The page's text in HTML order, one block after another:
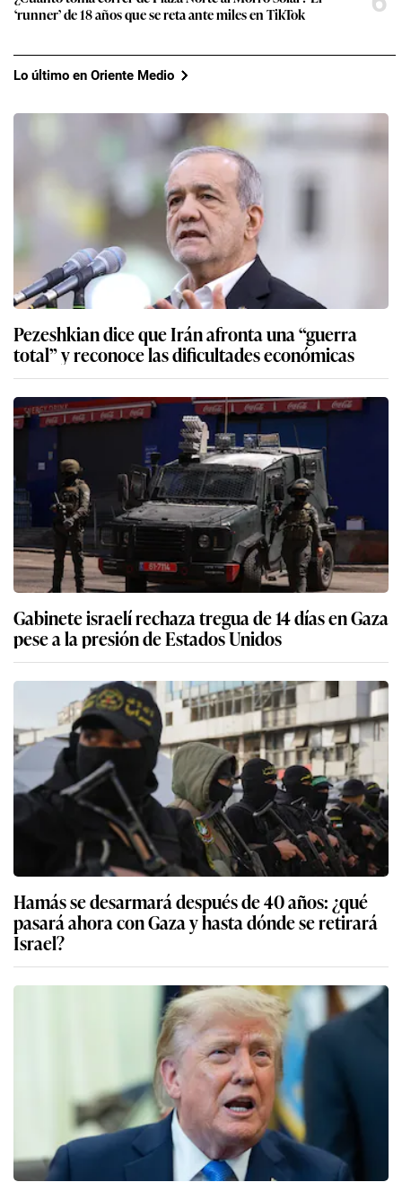
‘runner’ de 18 años que se reta ante miles en TikTok
Lo último en Oriente Medio
Pezeshkian dice que Irán afronta una “guerra
total” y reconoce las dificultades económicas
Gabinete israelí rechaza tregua de 14 días en Gaza
pese a la presión de Estados Unidos
Hamás se desarmará después de 40 años: ¿qué
pasará ahora con Gaza y hasta dónde se retirará
Israel?